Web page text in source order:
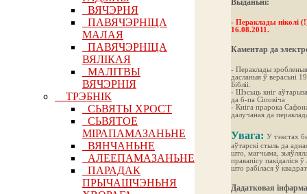
ВЯЧЭРНЯ
ПАВЯЧЭРНІЦА
МАЛАЯ
ПАВЯЧЭРНІЦА
ВЯЛІКАЯ
МАЛІТВЫ
ВЯЧЭРНІЯ
ТРЭБНІК
СЬВЯТЫ ХРОСТ
СЬВЯТОЕ
МІРАПАМАЗАНЬНЕ
ВЯНЧАНЬНЕ
АЛЕЕПАМАЗАНЬНЕ
ПАРАДАК
ПРЫЧАШЧЭНЬНЯ
Выданьні:
- Пераклады ніколі
16.08.2011.
Каментар да
- Пераклады
дасланыя ў верасьні
Бібліі.
- Шэсьць кніг
да б-па Сіповіча
- Кніга прарока
далучаная да
Увага: У тэкстах
аўтарскі стыль да
што, магчыма,
правапісу пакідаліся
што рабілася ў
Дадатковая